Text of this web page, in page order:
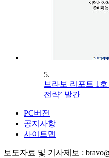
5.
브라보 리포트 1호
전략’ 발간
PC버전
공지사항
사이트맵
보도자료 및 기사제보 :